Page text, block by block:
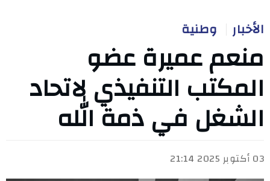
الأخبار وطنية
منعم عميرة عضو
المكتب التنفيذي لاتحاد
الشغل في ذمة الله
03 أكتوبر 2025 21:14